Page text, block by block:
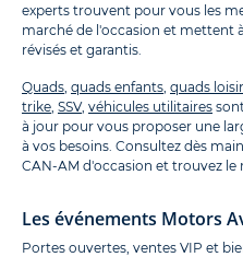
experts trouvent pour vous les
marché de l'occasion et mettent
révisés et garantis.
Quads quads enfants quads
trike SSV, véhicules utilitaires
à jour pour vous proposer une
à vos besoins. Consultez dès
CAN-AM d'occasion et trouvez le
Les événements Motors
Portes ouvertes, ventes VIP et